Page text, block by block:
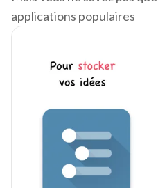
applications populaires